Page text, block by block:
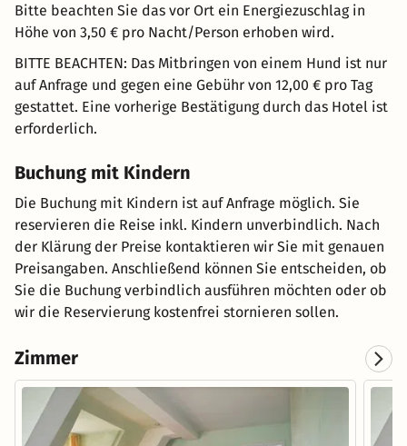
Bitte beachten Sie das vor Ort ein Energiezuschlag in
Höhe von 3,50 € pro Nacht/Person erhoben wird.
BITTE BEACHTEN: Das Mitbringen von einem Hund ist nur
auf Anfrage und gegen eine Gebühr von 12,00 € pro Tag
gestattet. Eine vorherige Bestätigung durch das Hotel ist
erforderlich.
Buchung mit Kindern
Die Buchung mit Kindern ist auf Anfrage möglich. Sie
reservieren die Reise inkl. Kindern unverbindlich. Nach
der Klärung der Preise kontaktieren wir Sie mit genauen
Preisangaben. Anschließend können Sie entscheiden, ob
Sie die Buchung verbindlich ausführen möchten oder ob
wir die Reservierung kostenfrei stornieren sollen.
Zimmer